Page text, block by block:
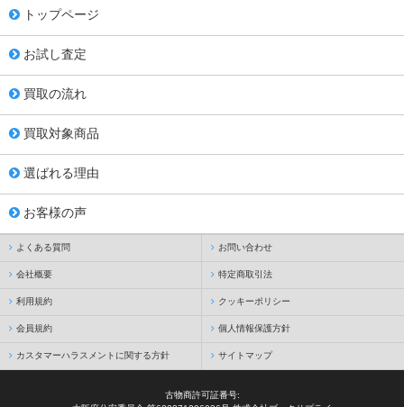
トップページ
お試し査定
買取の流れ
買取対象商品
選ばれる理由
お客様の声
よくある質問 お問い合わせ
会社概要 特定商取引法
利用規約 クッキーポリシー
会員規約 個人情報保護方針
カスタマーハラスメントに関する方針 サイトマップ
古物商許可証番号: